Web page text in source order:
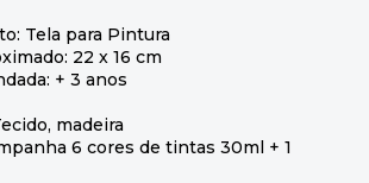
Tela para Pintura
22 x 16 cm
+ 3 anos
madeira
6 cores de tintas 30ml + 1